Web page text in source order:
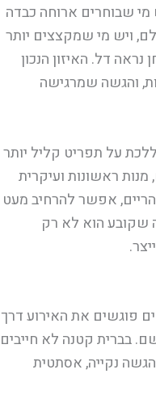
מי שבוחרים ארוחה כבדה
ויש מי שמקצצים יותר
דל. האיזון הנכון
והגשה שמרגישה
על תפריט קליל יותר
ראשונות ועיקרית
אפשר להרחיב מעט
שקובע הוא לא רק
פוגשים את האירוע דרך
בברית קטנה לא חייבים
נקייה, אסתטית